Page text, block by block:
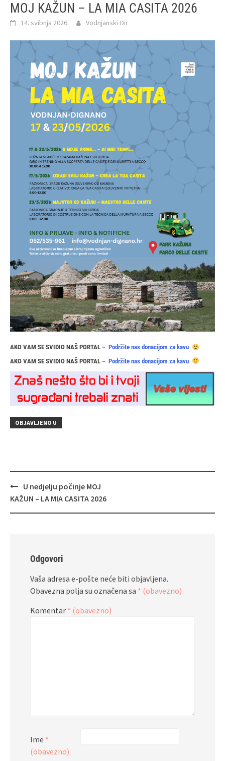
MOJ KAŽUN – LA MIA CASITA 2026
14. svibnja 2026. Vodnjanski Đir
AKO VAM SE SVIDIO NAŠ PORTAL – Podržite nas donacijom za kavu
AKO VAM SE SVIDIO NAŠ PORTAL – Podržite nas donacijom za kavu
OBJAVLJENO U
Navigacija
objava
U nedjelju počinje MOJ
KAŽUN – LA MIA CASITA 2026
Odgovori
Vaša adresa e-pošte neće biti objavljena.
Obavezna polja su označena sa * (obavezno)
Komentar * (obavezno)
Ime *
(obavezno)